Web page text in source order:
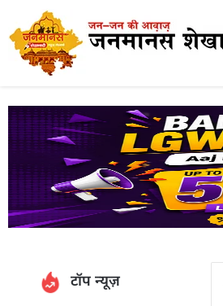
टॉप न्यूज़